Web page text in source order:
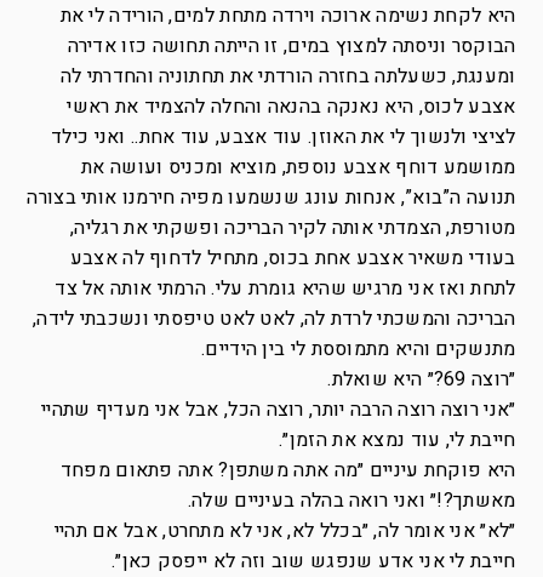
היא לקחת נשימה ארוכה וירדה מתחת למים, הורידה לי את
הבוקסר וניסתה למצוץ במים, זו הייתה תחושה כזו אדירה
ומענגת, כשעלתה בחזרה הורדתי את תחתוניה והחדרתי לה
אצבע לכוס, היא נאנקה בהנאה והחלה להצמיד את ראשי
לציצי ולנשוך לי את האוזן. עוד אצבע, עוד אחת.. ואני כילד
ממושמע דוחף אצבע נוספת, מוציא ומכניס ועושה את
תנועה ה”בוא”, אנחות עונג שנשמעו מפיה חירמנו אותי בצורה
מטורפת, הצמדתי אותה לקיר הבריכה ופשקתי את רגליה,
בעודי משאיר אצבע אחת בכוס, מתחיל לדחוף לה אצבע
לתחת ואז אני מרגיש שהיא גומרת עלי. הרמתי אותה אל צד
הבריכה והמשכתי לרדת לה, לאט לאט טיפסתי ונשכבתי לידה,
מתנשקים והיא מתמוססת לי בין הידיים.
״רוצה 69?״ היא שואלת.
״אני רוצה רוצה הרבה יותר, רוצה הכל, אבל אני מעדיף שתהיי
חייבת לי, עוד נמצא את הזמן״.
היא פוקחת עיניים ״מה אתה משתפן? אתה פתאום מפחד
מאשתך?!״ ואני רואה בהלה בעיניים שלה.
״לא״ אני אומר לה, ״בכלל לא, אני לא מתחרט, אבל אם תהיי
חייבת לי אני אדע שנפגש שוב וזה לא ייפסק כאן״.